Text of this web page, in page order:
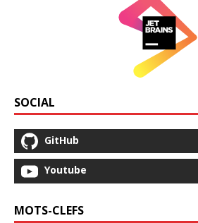
SOCIAL
GitHub
Youtube
MOTS-CLEFS